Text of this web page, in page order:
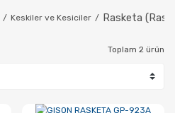
Keskiler ve Kesiciler Rasketa
Toplam 2 ürün